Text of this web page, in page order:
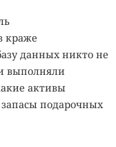
краже
данных никто не
выполняли
активы
подарочных